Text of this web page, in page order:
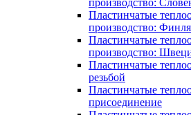
производство:
Пластинчатые
производство:
Пластинчатые
производство:
Пластинчатые
резьбой
Пластинчатые
присоединение